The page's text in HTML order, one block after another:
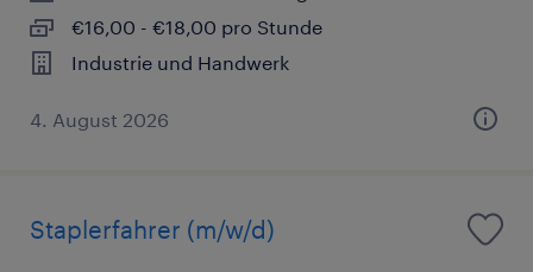
€16,00 - €18,00 pro Stunde
Industrie und Handwerk
4. August 2026
Staplerfahrer (m/w/d)